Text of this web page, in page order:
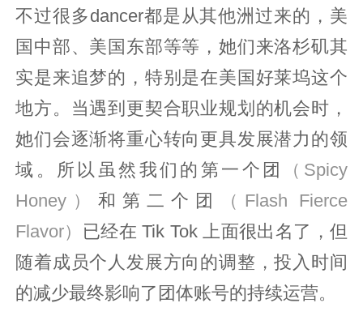
不过很多dancer都是从其他洲过来的，美
国中部、美国东部等等，她们来洛杉矶其
实是来追梦的，特别是在美国好莱坞这个
地方。当遇到更契合职业规划的机会时，
她们会逐渐将重心转向更具发展潜力的领
域。所以虽然我们的第一个团
（Spicy
Honey） 和第二个团
（Flash Fierce
Flavor） 已经在 Tik Tok 上面很出名了，但
随着成员个人发展方向的调整，投入时间
的减少最终影响了团体账号的持续运营。